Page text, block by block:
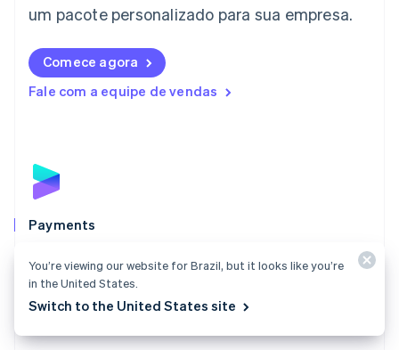
um pacote personalizado para sua empresa.
Comece agora
Fale com a equipe de vendas
Payments
mundo com uma solução desenvolvida para todos os
Liechtenstein
Lituânia
English
Luxemburgo
Malta
English
EspañolEnglish
Nova Zelândia
English
Países Baixos
You’re viewing our website for Brazil, but it looks like you’re
in the United States.
Switch to the United States site